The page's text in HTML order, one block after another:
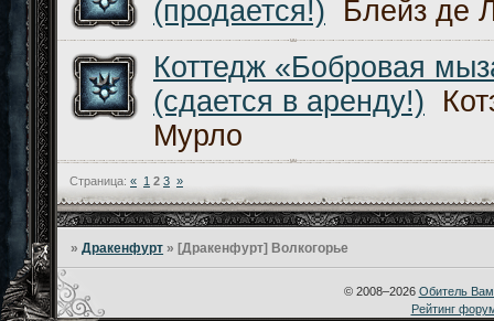
(продается!)
Блейз де
Коттедж «Бобровая
(сдается в аренду!)
Мурло
Страница: « 1 2 3 »
»Дракенфурт » [Дракенфурт] Волкогорье
Рейтинг
© 2008–2026 Обитель